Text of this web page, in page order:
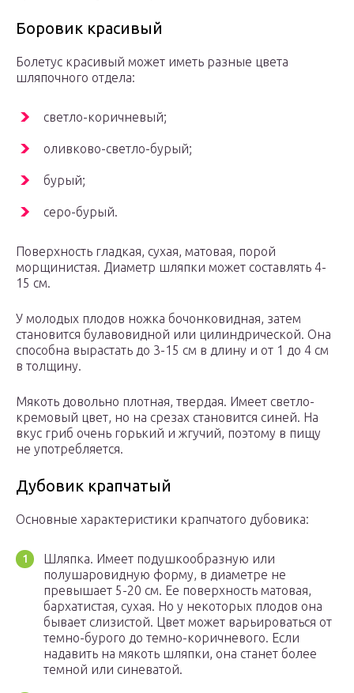
Боровик красивый
Болетус красивый может иметь разные цвета
шляпочного отдела:
светло-коричневый;
оливково-светло-бурый;
бурый;
серо-бурый.
Поверхность гладкая, сухая, матовая, порой
морщинистая. Диаметр шляпки может составлять 4-
15 см.
У молодых плодов ножка бочонковидная, затем
становится булавовидной или цилиндрической. Она
способна вырастать до 3-15 см в длину и от 1 до 4 см
в толщину.
Мякоть довольно плотная, твердая. Имеет светло-
кремовый цвет, но на срезах становится синей. На
вкус гриб очень горький и жгучий, поэтому в пищу
не употребляется.
Дубовик крапчатый
Основные характеристики крапчатого дубовика:
Шляпка. Имеет подушкообразную или
полушаровидную форму, в диаметре не
превышает 5-20 см. Ее поверхность матовая,
бархатистая, сухая. Но у некоторых плодов она
бывает слизистой. Цвет может варьироваться от
темно-бурого до темно-коричневого. Если
надавить на мякоть шляпки, она станет более
темной или синеватой.